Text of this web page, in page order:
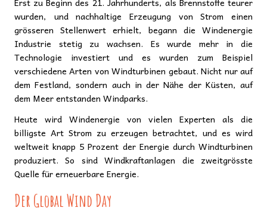
wurden, und nachhaltige Erzeugung von Strom einen
grösseren Stellenwert erhielt, begann die Windenergie
Industrie stetig zu wachsen. Es wurde mehr in die
Technologie investiert und es wurden zum Beispiel
verschiedene Arten von Windturbinen gebaut. Nicht nur auf
dem Festland, sondern auch in der Nähe der Küsten, auf
dem Meer entstanden Windparks.
Heute wird Windenergie von vielen Experten als die
billigste Art Strom zu erzeugen betrachtet, und es wird
weltweit knapp 5 Prozent der Energie durch Windturbinen
produziert. So sind Windkraftanlagen die zweitgrösste
Quelle für erneuerbare Energie.
Der Global Wind Day